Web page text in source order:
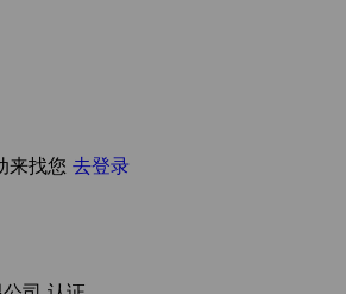
来找您 去登录